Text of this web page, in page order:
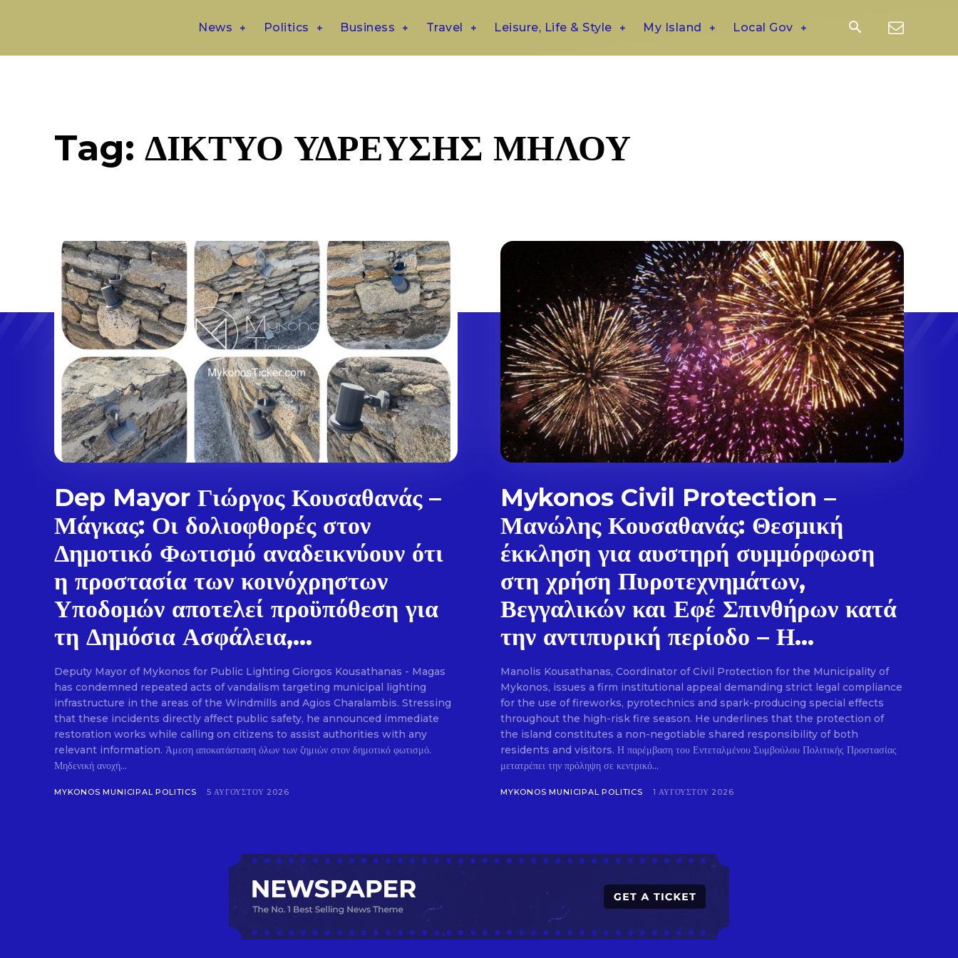
Don't miss out!
Sing up for our newsletter to stay in the loop.
SUBSCRIBE
News Politics Business Travel Leisure, Life & Style My Island Local Gov
Tag: ΔΙΚΤΥΟ ΥΔΡΕΥΣΗΣ ΜΗΛΟΥ
Dep Mayor Γιώργος Κουσαθανάς –
Μάγκας: Οι δολιοφθορές στον
Δημοτικό Φωτισμό αναδεικνύουν ότι
η προστασία των κοινόχρηστων
Υποδομών αποτελεί προϋπόθεση για
τη Δημόσια Ασφάλεια,...
Deputy Mayor of Mykonos for Public Lighting Giorgos Kousathanas - Magas
has condemned repeated acts of vandalism targeting municipal lighting
infrastructure in the areas of the Windmills and Agios Charalambis. Stressing
that these incidents directly affect public safety, he announced immediate
restoration works while calling on citizens to assist authorities with any
relevant information. Άμεση αποκατάσταση όλων των ζημιών στον δημοτικό φωτισμό.
Μηδενική ανοχή...
MYKONOS MUNICIPAL POLITICS 5 ΑΥΓΟΎΣΤΟΥ 2026
Mykonos Civil Protection –
Μανώλης Κουσαθανάς: Θεσμική
έκκληση για αυστηρή συμμόρφωση
στη χρήση Πυροτεχνημάτων,
Βεγγαλικών και Εφέ Σπινθήρων κατά
την αντιπυρική περίοδο – Η...
Manolis Kousathanas, Coordinator of Civil Protection for the Municipality of
Mykonos, issues a firm institutional appeal demanding strict legal compliance
for the use of fireworks, pyrotechnics and spark-producing special effects
throughout the high-risk fire season. He underlines that the protection of
the island constitutes a non-negotiable shared responsibility of both
residents and visitors. Η παρέμβαση του Εντεταλμένου Συμβούλου Πολιτικής Προστασίας
μετατρέπει την πρόληψη σε κεντρικό...
MYKONOS MUNICIPAL POLITICS 1 ΑΥΓΟΎΣΤΟΥ 2026